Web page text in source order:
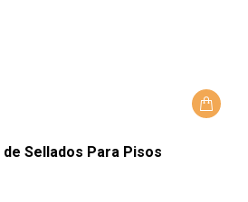
Sellados Para Pisos